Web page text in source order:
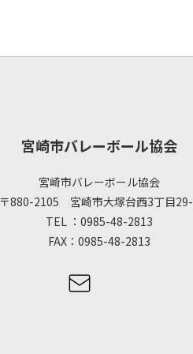
宮崎市バレーボール協会
宮崎市バレーボール協会
〒880-2105 宮崎市大塚台西3丁目
TEL ：0985-48-2813
FAX：0985-48-2813